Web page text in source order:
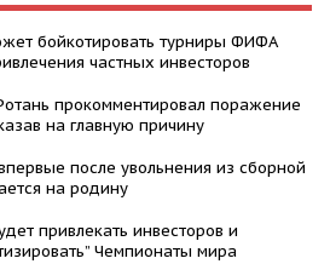
бойкотировать турниры ФИФА
частных инвесторов
прокомментировал поражение
на главную причину
после увольнения из сборной
на родину
привлекать инвесторов и
Чемпионаты мира